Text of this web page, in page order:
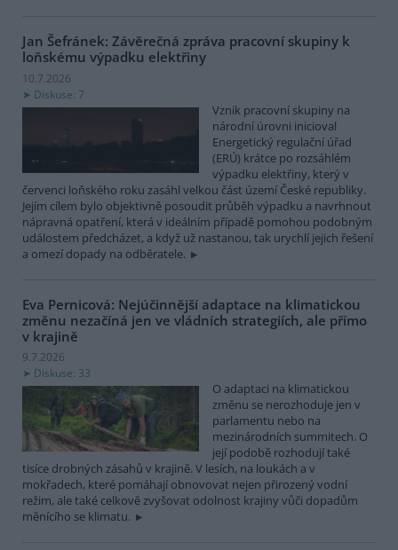
Jan Šefránek: Závěrečná zpráva pracovní skupiny k
loňskému výpadku elektřiny
10.7.2026
Diskuse: 7
Vznik pracovní skupiny na
národní úrovni inicioval
Energetický regulační úřad
(ERÚ) krátce po rozsáhlém
výpadku elektřiny, který v
červenci loňského roku zasáhl velkou část území České republiky.
Jejím cílem bylo objektivně posoudit průběh výpadku a navrhnout
nápravná opatření, která v ideálním případě pomohou podobným
událostem předcházet, a když už nastanou, tak urychlí jejich řešení
a omezí dopady na odběratele.
Eva Pernicová: Nejúčinnější adaptace na klimatickou
změnu nezačíná jen ve vládních strategiích, ale přímo
v krajině
9.7.2026
Diskuse: 33
O adaptaci na klimatickou
změnu se nerozhoduje jen v
parlamentu nebo na
mezinárodních summitech. O
její podobě rozhodují také
tisíce drobných zásahů v krajině. V lesích, na loukách a v
mokřadech, které pomáhají obnovovat nejen přirozený vodní
režim, ale také celkově zvyšovat odolnost krajiny vůči dopadům
měnícího se klimatu.